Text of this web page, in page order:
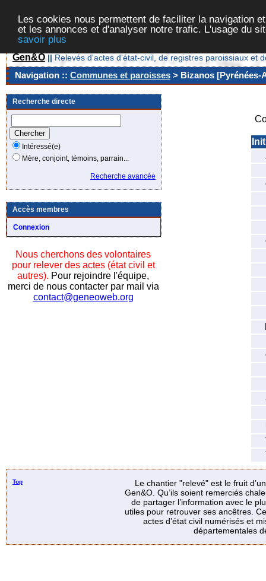
Les cookies nous permettent de faciliter la navigation
et les annonces et d'analyser notre trafic. L'usage du
savoir plus
Gen&O || Relevés d'actes d'état-civil, de registres paroissiaux et
Navigation :: Communes et paroisses > Bizanos [Pyrénées-
Recherche directe
Intéressé(e)
Mère, conjoint, témoins, parrain...
Recherche avancée
Accès membres
Connexion
Nous cherchons des volontaires
pour relever des actes (état civil et
autres). Pour rejoindre l'équipe,
merci de nous contacter par mail via
contact@geneoweb.org
Top
Le chantier "relevé" est le fruit
Gen&O. Qu’ils soient remerciés
de partager l’information avec le
utiles pour retrouver ses ancêtres.
actes d’état civil numérisés et
départementales